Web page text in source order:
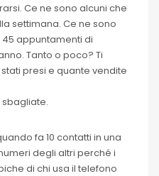
Ce ne sono alcuni che
settimana. Ce ne sono
45 appuntamenti di
Tanto o poco? Ti
presi e quante vendite
fa 10 contatti in una
degli altri perché i
di chi usa il telefono